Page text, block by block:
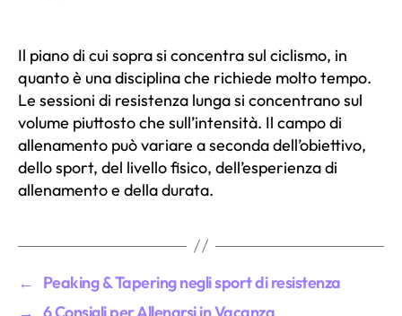
Il piano di cui sopra si concentra sul ciclismo, in
quanto è una disciplina che richiede molto tempo.
Le sessioni di resistenza lunga si concentrano sul
volume piuttosto che sull’intensità. Il campo di
allenamento può variare a seconda dell’obiettivo,
dello sport, del livello fisico, dell’esperienza di
allenamento e della durata.
←
Peaking & Tapering negli sport di resistenza